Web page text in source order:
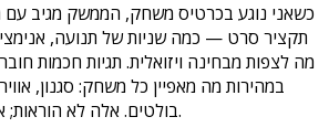
כשאני נוגע בכרטיס משחק, הממשק מגיב עם
תקציר סרט — כמה שניות של תנועה,
מה לצפות מבחינה ויזואלית. תגיות חכמות
במהירות מה מאפיין כל משחק: סגנון,
בולטים. אלה לא הוראות; אלה רק סימני דרך למסע.